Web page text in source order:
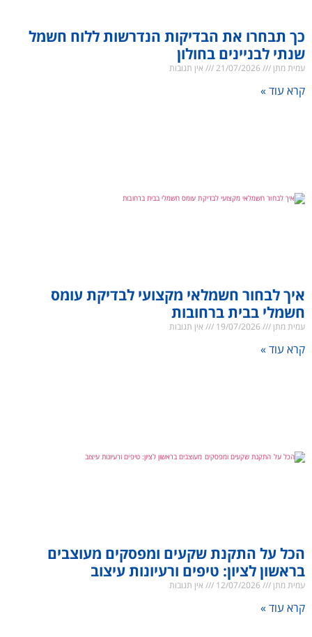
כך תבחרו את הבדיקות הנדרשות ללוח חשמל
שנתי לבניינים בחולון
עמית מתן 21/07/2026 אין תגובות
קרא עוד »
איך לבחור חשמלאי מקצועי לבדיקת עומס
חשמלי בבית ברחובות
עמית מתן 19/07/2026 אין תגובות
קרא עוד »
הכל על התקנת שקעים ומפסקים מעוצבים
בראשון לציון: טיפים ורעיונות עיצוב
עמית מתן 12/07/2026 אין תגובות
קרא עוד »